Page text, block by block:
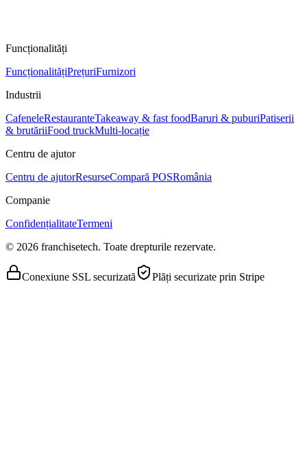
Funcționalități
FuncționalitățiPrețuriFurnizori
Industrii
CafeneleRestauranteTakeaway & fast foodBaruri & puburiPatiserii
& brutăriiFood truckMulti-locație
Centru de ajutor
Centru de ajutorResurseCompară POSRomânia
Companie
ConfidențialitateTermeni
© 2026 franchisetech. Toate drepturile rezervate.
Conexiune SSL securizată Plăți securizate prin Stripe